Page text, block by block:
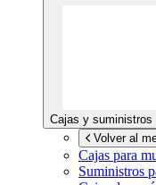
Cajas y suministros
Volver al
Cajas para
Suministros